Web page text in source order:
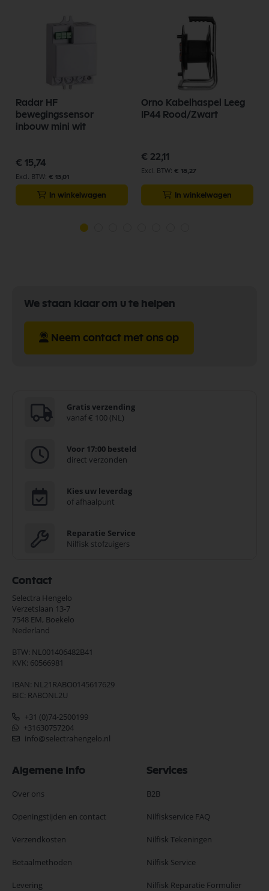
Radar HF
bewegingssensor
inbouw mini wit
€ 15,74
€ 13,01
In winkelwagen
Orno Kabelhaspel Leeg
IP44 Rood/Zwart
€ 22,11
€ 18,27
In winkelwagen
We staan klaar om u te helpen
Neem contact met ons op
Gratis verzending
vanaf € 100 (NL)
Voor 17:00 besteld
direct verzonden
Kies uw leverdag
of afhaalpunt
Reparatie Service
Nilfisk stofzuigers
Contact
Selectra Hengelo
Verzetslaan 13-7
7548 EM, Boekelo
Nederland
BTW: NL001406482B41
KVK: 60566981
IBAN: NL21RABO0145617629
BIC: RABONL2U
+31 (0)74-2500199
+31630757204
info@selectrahengelo.nl
Algemene Info
Over ons
Openingstijden en contact
Verzendkosten
Betaalmethoden
Levering
Services
B2B
Nilfiskservice FAQ
Nilfisk Tekeningen
Nilfisk Service
Nilfisk Reparatie Formulier